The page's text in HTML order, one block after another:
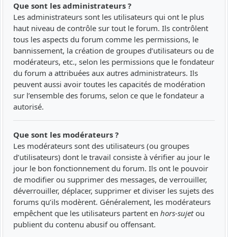
Que sont les administrateurs ?
Les administrateurs sont les utilisateurs qui ont le plus
haut niveau de contrôle sur tout le forum. Ils contrôlent
tous les aspects du forum comme les permissions, le
bannissement, la création de groupes d’utilisateurs ou de
modérateurs, etc., selon les permissions que le fondateur
du forum a attribuées aux autres administrateurs. Ils
peuvent aussi avoir toutes les capacités de modération
sur l’ensemble des forums, selon ce que le fondateur a
autorisé.
Que sont les modérateurs ?
Les modérateurs sont des utilisateurs (ou groupes
d’utilisateurs) dont le travail consiste à vérifier au jour le
jour le bon fonctionnement du forum. Ils ont le pouvoir
de modifier ou supprimer des messages, de verrouiller,
déverrouiller, déplacer, supprimer et diviser les sujets des
forums qu’ils modèrent. Généralement, les modérateurs
empêchent que les utilisateurs partent en hors-sujetou
publient du contenu abusif ou offensant.